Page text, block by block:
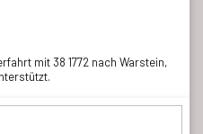
mit 38 1772 nach Warstein,